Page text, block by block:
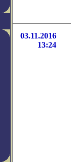
03.11.2016
13:24